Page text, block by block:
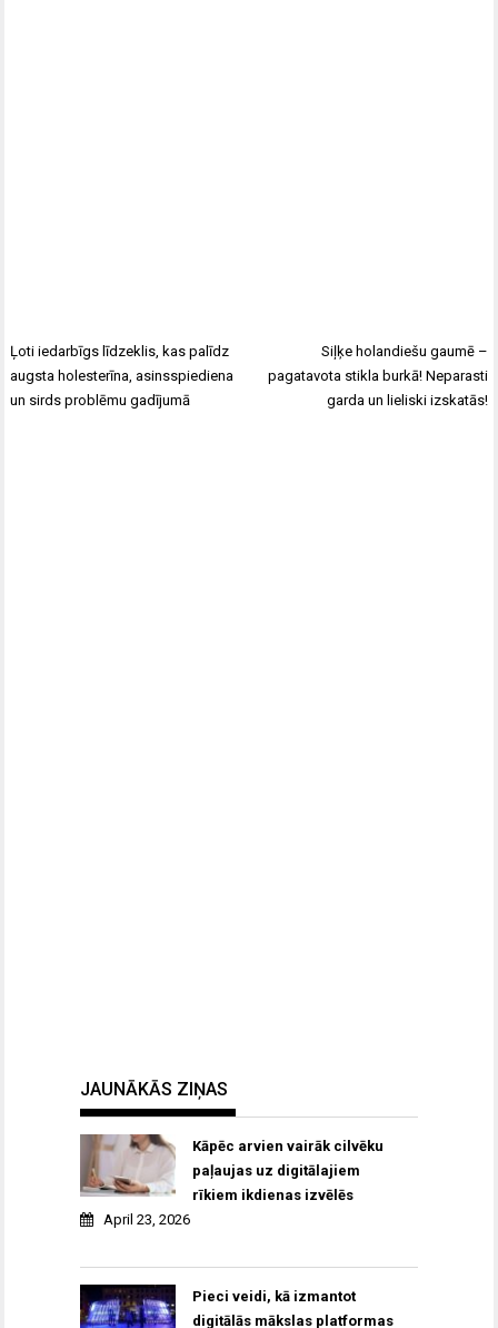
Ļoti iedarbīgs līdzeklis, kas palīdz
augsta holesterīna, asinsspiediena
un sirds problēmu gadījumā
Siļķe holandiešu gaumē –
pagatavota stikla burkā! Neparasti
garda un lieliski izskatās!
JAUNĀKĀS ZIŅAS
Kāpēc arvien vairāk cilvēku
paļaujas uz digitālajiem
rīkiem ikdienas izvēlēs
April 23, 2026
Pieci veidi, kā izmantot
digitālās mākslas platformas